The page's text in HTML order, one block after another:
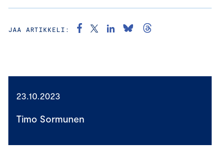
23.10.2023
Timo Sormunen
JAA ARTIKKELI: